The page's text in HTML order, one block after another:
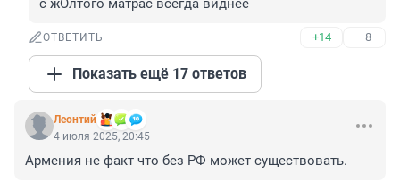
с жОлтого матрас всегда виднее
ОТВЕТИТЬ +14 –8
Показать ещё 17 ответов
Леонтий
4 июля 2025, 20:45
Армения не факт что без РФ может существовать.